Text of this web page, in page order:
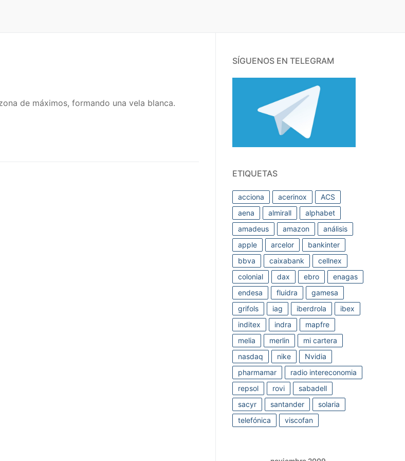
de máximos, formando una vela blanca.
SÍGUENOS EN TELEGRAM
ETIQUETAS
acciona acerinox
ACS
aena
almirall
alphabet
amadeus
amazon
análisis
apple
arcelor
bankinter
bbva
caixabank
cellnex
colonial
dax ebro
enagas
endesa
fluidra
gamesa
grifols
iag iberdrola
ibex
inditex
indra
mapfre
melia
merlin
mi cartera
nasdaq
nike
Nvidia
pharmamar
radio intereconomia
repsol
rovi
sabadell
sacyr
santander
solaria
telefónica
viscofan